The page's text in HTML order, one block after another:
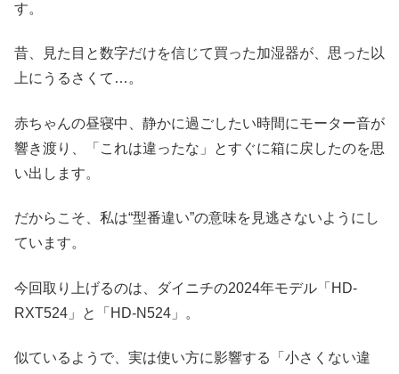
す。
昔、見た目と数字だけを信じて買った加湿器が、思った以
上にうるさくて…。
赤ちゃんの昼寝中、静かに過ごしたい時間にモーター音が
響き渡り、「これは違ったな」とすぐに箱に戻したのを思
い出します。
だからこそ、私は“型番違い”の意味を見逃さないようにし
ています。
今回取り上げるのは、ダイニチの2024年モデル「HD-
RXT524」と「HD-N524」。
似ているようで、実は使い方に影響する「小さくない違